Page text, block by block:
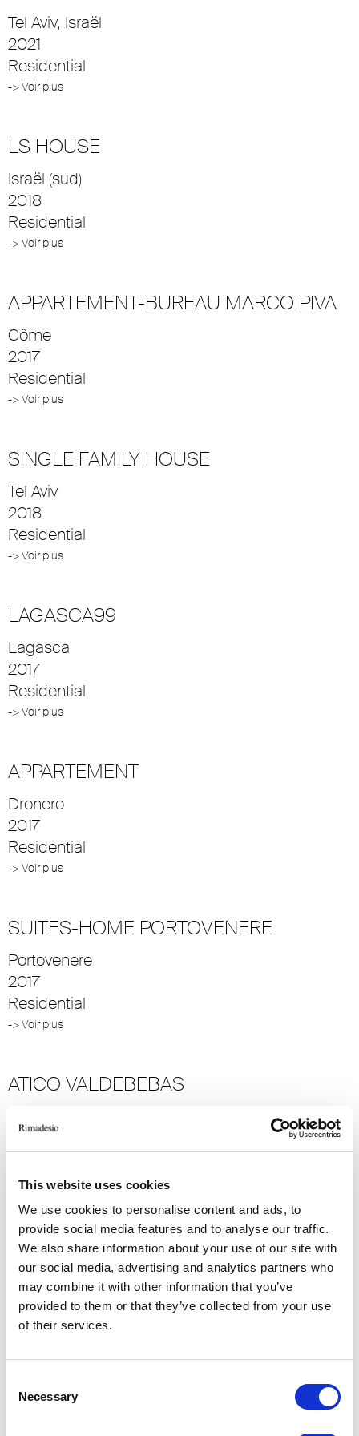
This website uses cookies
We use cookies to personalise content and ads, to
provide social media features and to analyse our traffic.
We also share information about your use of our site with
our social media, advertising and analytics partners who
may combine it with other information that you’ve
provided to them or that they’ve collected from your use
of their services.
Selection
Necessary
Tel Aviv, Israël
2021
Residential
-> Voir plus
LS HOUSE
Israël (sud)
2018
Residential
-> Voir plus
APPARTEMENT-BUREAU MARCO PIVA
Côme
2017
Residential
-> Voir plus
SINGLE FAMILY HOUSE
Tel Aviv
2018
Residential
-> Voir plus
LAGASCA99
Lagasca
2017
Residential
-> Voir plus
APPARTEMENT
Dronero
2017
Residential
-> Voir plus
SUITES-HOME PORTOVENERE
Portovenere
2017
Residential
-> Voir plus
ATICO VALDEBEBAS
2018
-> Voir plus
W-APT1
Tel Aviv
2014
Residential
VILLA GEEF